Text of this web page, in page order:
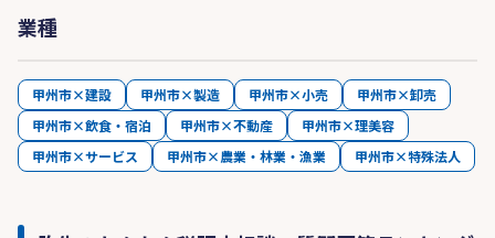
業種
甲州市×建設 甲州市×製造 甲州市×小売
甲州市×卸売
甲州市×飲食・宿泊
甲州市×不動産
甲州市×理美容
甲州市×サービス
甲州市×農業・林業・漁業 甲州市×特殊法人